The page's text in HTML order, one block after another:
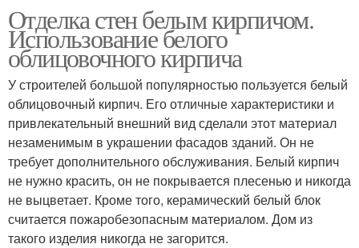
Отделка стен белым кирпичом.
Использование белого
облицовочного кирпича
У строителей большой популярностью пользуется белый
облицовочный кирпич. Его отличные характеристики и
привлекательный внешний вид сделали этот материал
незаменимым в украшении фасадов зданий. Он не
требует дополнительного обслуживания. Белый кирпич
не нужно красить, он не покрывается плесенью и никогда
не выцветает. Кроме того, керамический белый блок
считается пожаробезопасным материалом. Дом из
такого изделия никогда не загорится.